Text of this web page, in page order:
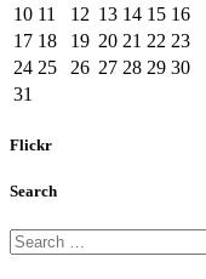
10 11 12 13 14 15 16
17 18 19 20 21 22 23
24 25 26 27 28 29 30
31
Flickr
Search